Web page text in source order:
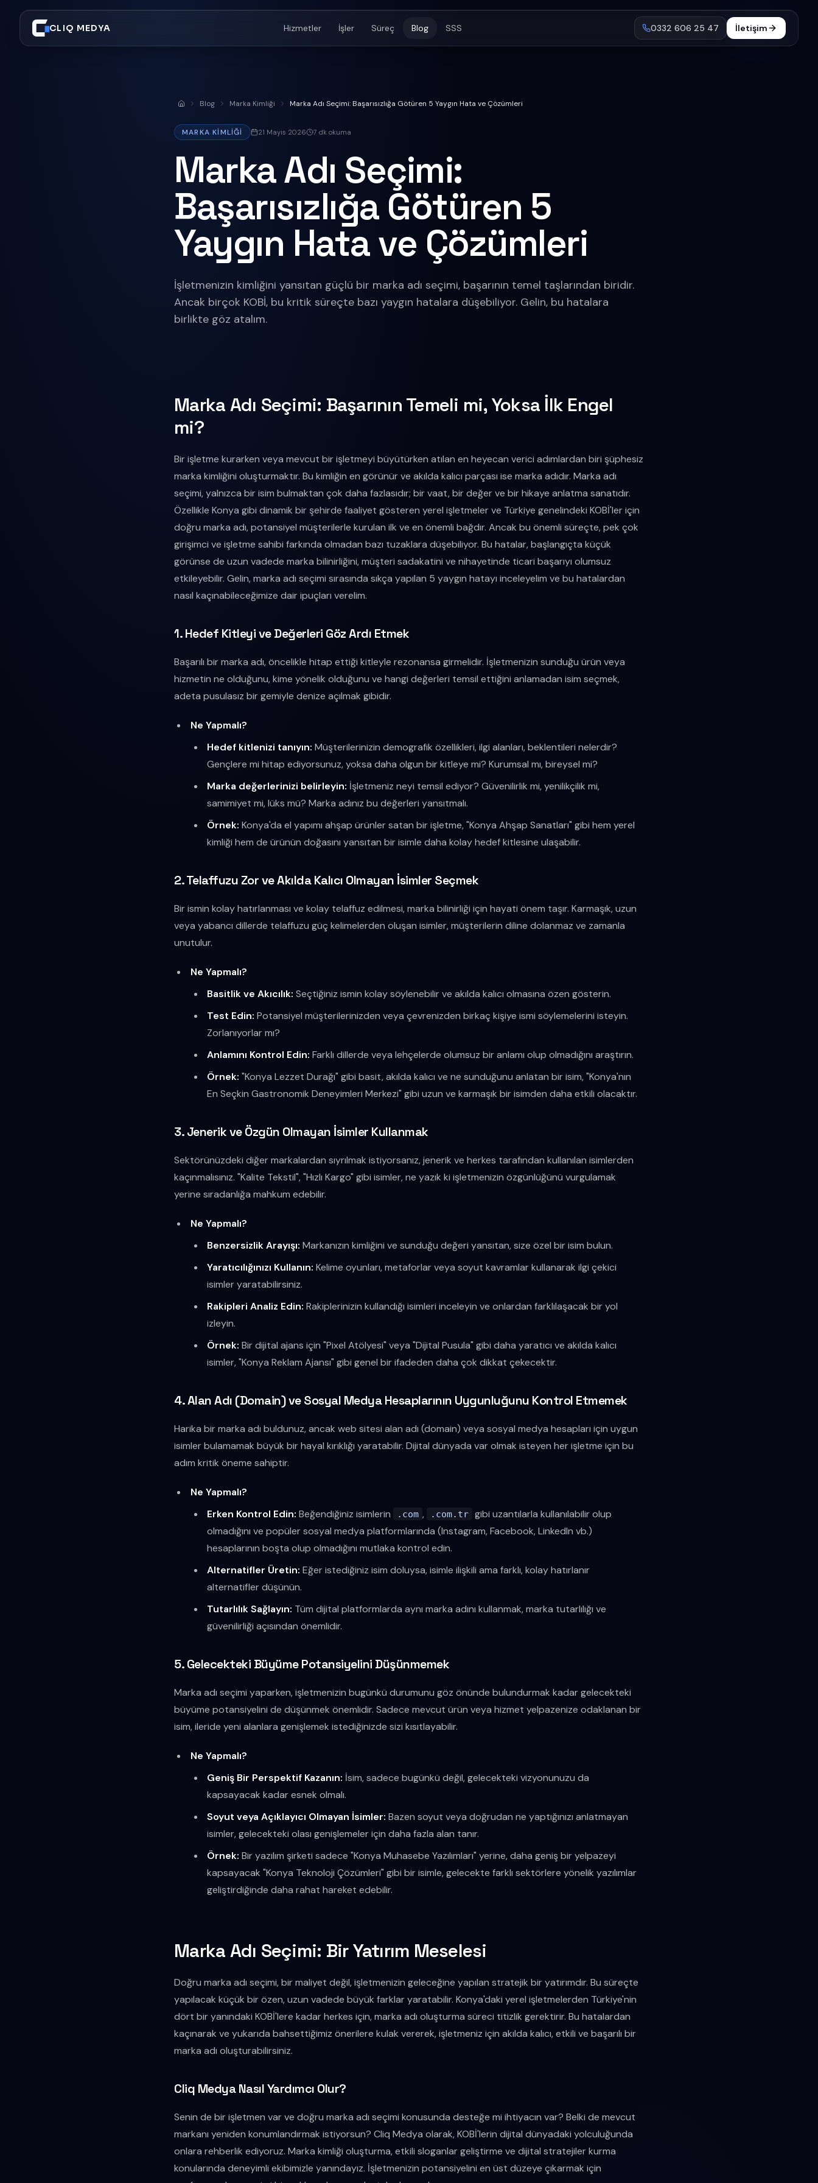
CLIQ MEDYA Hizmetler İşler Süreç Blog SSS 0332 606 25 47 İletişim
Anasayfa
Blog Marka Kimliği Marka Adı Seçimi: Başarısızlığa Götüren 5 Yaygın Hata ve Çözümleri
MARKA KIMLIĞI 21 Mayıs 2026 7 dk okuma
Marka Adı Seçimi:
Başarısızlığa Götüren 5
Yaygın Hata ve Çözümleri
İşletmenizin kimliğini yansıtan güçlü bir marka adı seçimi, başarının temel taşlarından biridir.
Ancak birçok KOBİ, bu kritik süreçte bazı yaygın hatalara düşebiliyor. Gelin, bu hatalara
birlikte göz atalım.
Marka Adı Seçimi: Başarının Temeli mi, Yoksa İlk Engel
mi?
Bir işletme kurarken veya mevcut bir işletmeyi büyütürken atılan en heyecan verici adımlardan biri şüphesiz
marka kimliğini oluşturmaktır. Bu kimliğin en görünür ve akılda kalıcı parçası ise marka adıdır. Marka adı
seçimi, yalnızca bir isim bulmaktan çok daha fazlasıdır; bir vaat, bir değer ve bir hikaye anlatma sanatıdır.
Özellikle Konya gibi dinamik bir şehirde faaliyet gösteren yerel işletmeler ve Türkiye genelindeki KOBİ'ler için
doğru marka adı, potansiyel müşterilerle kurulan ilk ve en önemli bağdır. Ancak bu önemli süreçte, pek çok
girişimci ve işletme sahibi farkında olmadan bazı tuzaklara düşebiliyor. Bu hatalar, başlangıçta küçük
görünse de uzun vadede marka bilinirliğini, müşteri sadakatini ve nihayetinde ticari başarıyı olumsuz
etkileyebilir. Gelin, marka adı seçimi sırasında sıkça yapılan 5 yaygın hatayı inceleyelim ve bu hatalardan
nasıl kaçınabileceğimize dair ipuçları verelim.
1. Hedef Kitleyi ve Değerleri Göz Ardı Etmek
Başarılı bir marka adı, öncelikle hitap ettiği kitleyle rezonansa girmelidir. İşletmenizin sunduğu ürün veya
hizmetin ne olduğunu, kime yönelik olduğunu ve hangi değerleri temsil ettiğini anlamadan isim seçmek,
adeta pusulasız bir gemiyle denize açılmak gibidir.
Ne Yapmalı?
Hedef kitlenizi tanıyın: Müşterilerinizin demografik özellikleri, ilgi alanları, beklentileri nelerdir?
Gençlere mi hitap ediyorsunuz, yoksa daha olgun bir kitleye mi? Kurumsal mı, bireysel mi?
Marka değerlerinizi belirleyin: İşletmeniz neyi temsil ediyor? Güvenilirlik mi, yenilikçilik mi,
samimiyet mi, lüks mü? Marka adınız bu değerleri yansıtmalı.
Örnek: Konya'da el yapımı ahşap ürünler satan bir işletme, "Konya Ahşap Sanatları" gibi hem yerel
kimliği hem de ürünün doğasını yansıtan bir isimle daha kolay hedef kitlesine ulaşabilir.
2. Telaffuzu Zor ve Akılda Kalıcı Olmayan İsimler Seçmek
Bir ismin kolay hatırlanması ve kolay telaffuz edilmesi, marka bilinirliği için hayati önem taşır. Karmaşık, uzun
veya yabancı dillerde telaffuzu güç kelimelerden oluşan isimler, müşterilerin diline dolanmaz ve zamanla
unutulur.
Ne Yapmalı?
Basitlik ve Akıcılık: Seçtiğiniz ismin kolay söylenebilir ve akılda kalıcı olmasına özen gösterin.
Test Edin: Potansiyel müşterilerinizden veya çevrenizden birkaç kişiye ismi söylemelerini isteyin.
Zorlanıyorlar mı?
Anlamını Kontrol Edin: Farklı dillerde veya lehçelerde olumsuz bir anlamı olup olmadığını araştırın.
Örnek: "Konya Lezzet Durağı" gibi basit, akılda kalıcı ve ne sunduğunu anlatan bir isim, "Konya'nın
En Seçkin Gastronomik Deneyimleri Merkezi" gibi uzun ve karmaşık bir isimden daha etkili olacaktır.
3. Jenerik ve Özgün Olmayan İsimler Kullanmak
Sektörünüzdeki diğer markalardan sıyrılmak istiyorsanız, jenerik ve herkes tarafından kullanılan isimlerden
kaçınmalısınız. "Kalite Tekstil", "Hızlı Kargo" gibi isimler, ne yazık ki işletmenizin özgünlüğünü vurgulamak
yerine sıradanlığa mahkum edebilir.
Ne Yapmalı?
Benzersizlik Arayışı: Markanızın kimliğini ve sunduğu değeri yansıtan, size özel bir isim bulun.
Yaratıcılığınızı Kullanın: Kelime oyunları, metaforlar veya soyut kavramlar kullanarak ilgi çekici
isimler yaratabilirsiniz.
Rakipleri Analiz Edin: Rakiplerinizin kullandığı isimleri inceleyin ve onlardan farklılaşacak bir yol
izleyin.
Örnek: Bir dijital ajans için "Pixel Atölyesi" veya "Dijital Pusula" gibi daha yaratıcı ve akılda kalıcı
isimler, "Konya Reklam Ajansı" gibi genel bir ifadeden daha çok dikkat çekecektir.
4. Alan Adı (Domain) ve Sosyal Medya Hesaplarının Uygunluğunu Kontrol Etmemek
Harika bir marka adı buldunuz, ancak web sitesi alan adı (domain) veya sosyal medya hesapları için uygun
isimler bulamamak büyük bir hayal kırıklığı yaratabilir. Dijital dünyada var olmak isteyen her işletme için bu
adım kritik öneme sahiptir.
Ne Yapmalı?
Erken Kontrol Edin: Beğendiğiniz isimlerin .com , .com.tr gibi uzantılarla kullanılabilir olup
olmadığını ve popüler sosyal medya platformlarında (Instagram, Facebook, LinkedIn vb.)
hesaplarının boşta olup olmadığını mutlaka kontrol edin.
Alternatifler Üretin: Eğer istediğiniz isim doluysa, isimle ilişkili ama farklı, kolay hatırlanır
alternatifler düşünün.
Tutarlılık Sağlayın: Tüm dijital platformlarda aynı marka adını kullanmak, marka tutarlılığı ve
güvenilirliği açısından önemlidir.
5. Gelecekteki Büyüme Potansiyelini Düşünmemek
Marka adı seçimi yaparken, işletmenizin bugünkü durumunu göz önünde bulundurmak kadar gelecekteki
büyüme potansiyelini de düşünmek önemlidir. Sadece mevcut ürün veya hizmet yelpazenize odaklanan bir
isim, ileride yeni alanlara genişlemek istediğinizde sizi kısıtlayabilir.
Ne Yapmalı?
Geniş Bir Perspektif Kazanın: İsim, sadece bugünkü değil, gelecekteki vizyonunuzu da
kapsayacak kadar esnek olmalı.
Soyut veya Açıklayıcı Olmayan İsimler: Bazen soyut veya doğrudan ne yaptığınızı anlatmayan
isimler, gelecekteki olası genişlemeler için daha fazla alan tanır.
Örnek: Bir yazılım şirketi sadece "Konya Muhasebe Yazılımları" yerine, daha geniş bir yelpazeyi
kapsayacak "Konya Teknoloji Çözümleri" gibi bir isimle, gelecekte farklı sektörlere yönelik yazılımlar
geliştirdiğinde daha rahat hareket edebilir.
Marka Adı Seçimi: Bir Yatırım Meselesi
Doğru marka adı seçimi, bir maliyet değil, işletmenizin geleceğine yapılan stratejik bir yatırımdır. Bu süreçte
yapılacak küçük bir özen, uzun vadede büyük farklar yaratabilir. Konya'daki yerel işletmelerden Türkiye'nin
dört bir yanındaki KOBİ'lere kadar herkes için, marka adı oluşturma süreci titizlik gerektirir. Bu hatalardan
kaçınarak ve yukarıda bahsettiğimiz önerilere kulak vererek, işletmeniz için akılda kalıcı, etkili ve başarılı bir
marka adı oluşturabilirsiniz.
Cliq Medya Nasıl Yardımcı Olur?
Senin de bir işletmen var ve doğru marka adı seçimi konusunda desteğe mi ihtiyacın var? Belki de mevcut
markanı yeniden konumlandırmak istiyorsun? Cliq Medya olarak, KOBİ'lerin dijital dünyadaki yolculuğunda
onlara rehberlik ediyoruz. Marka kimliği oluşturma, etkili sloganlar geliştirme ve dijital stratejiler kurma
konularında deneyimli ekibimizle yanındayız. İşletmenizin potansiyelini en üst düzeye çıkarmak için